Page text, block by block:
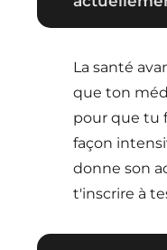
La santé
que ton
pour que tu
façon
donne son
t'inscrire à